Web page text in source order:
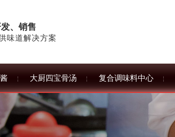
、销售
味道解决方案
大厨四宝骨汤 复合调味料中心